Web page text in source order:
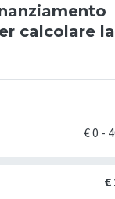
calcolare
€0 -
€